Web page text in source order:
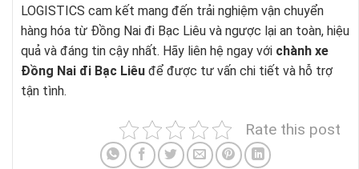
LOGISTICS cam kết mang đến trải nghiệm vận chuyển
hàng hóa từ Đồng Nai đi Bạc Liêu và ngược lại an toàn, hiệu
quả và đáng tin cậy nhất. Hãy liên hệ ngay với chành xe
Đồng Nai đi Bạc Liêu để được tư vấn chi tiết và hỗ trợ
tận tình.
Rate this post